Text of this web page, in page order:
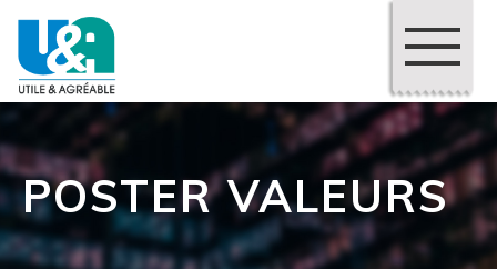
POSTER VALEURS